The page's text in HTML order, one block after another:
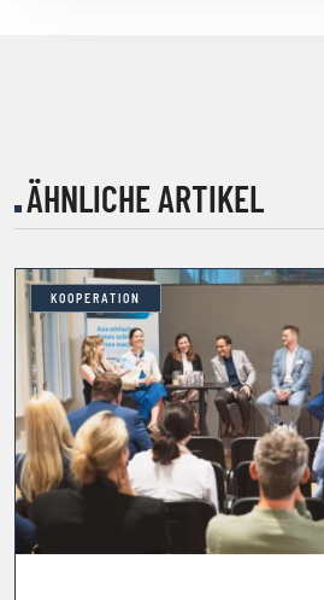
ÄHNLICHE ARTIKEL
KOOPERATION